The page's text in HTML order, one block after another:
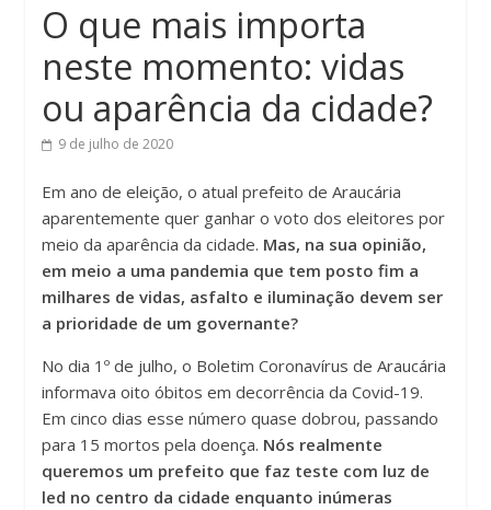
O que mais importa
neste momento: vidas
ou aparência da cidade?
9 de julho de 2020
Em ano de eleição, o atual prefeito de Araucária
aparentemente quer ganhar o voto dos eleitores por
meio da aparência da cidade. Mas, na sua opinião,
em meio a uma pandemia que tem posto fim a
milhares de vidas, asfalto e iluminação devem ser
a prioridade de um governante?
No dia 1º de julho, o Boletim Coronavírus de Araucária
informava oito óbitos em decorrência da Covid-19.
Em cinco dias esse número quase dobrou, passando
para 15 mortos pela doença. Nós realmente
queremos um prefeito que faz teste com luz de
led no centro da cidade enquanto inúmeras